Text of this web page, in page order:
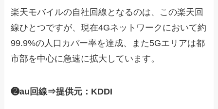
楽天モバイルの自社回線となるのは、この楽天回
線ひとつですが、現在4Gネットワークにおいて約
99.9%の人口カバー率を達成、また5Gエリアは都
市部を中心に急速に拡大しています。
❷au回線⇒提供元：KDDI